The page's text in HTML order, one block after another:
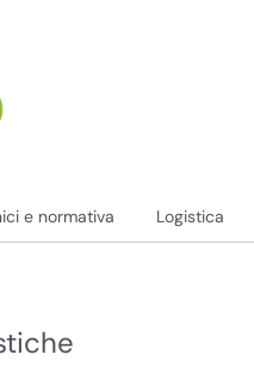
e normativa Logistica